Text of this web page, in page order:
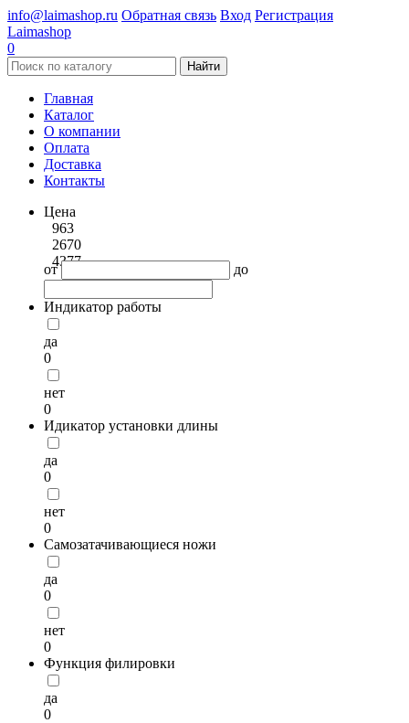
info@laimashop.ru Обратная связь Вход Регистрация
Laimashop
0
Найти
Главная
Каталог
О компании
Оплата
Доставка
Контакты
Цена
963
2670
4377
от до
Индикатор работы
да
0
нет
0
Идикатор установки длины
да
0
нет
0
Самозатачивающиеся ножи
да
0
нет
0
Функция филировки
да
0